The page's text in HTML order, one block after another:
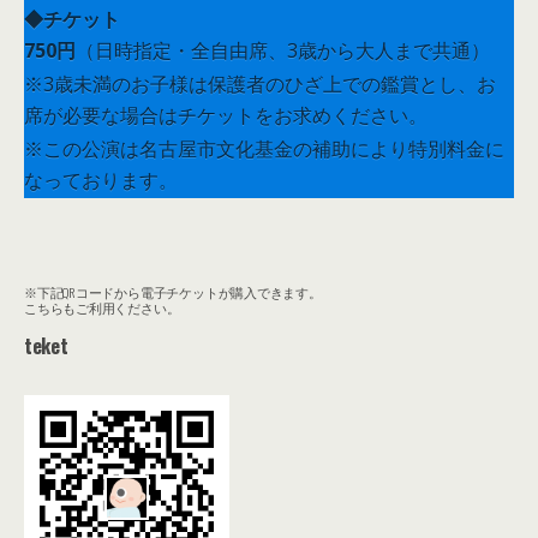
◆チケット
750円 （日時指定・ 全自由席、3歳から大人まで共通）
※3歳未満のお子様は保護者のひざ上での鑑賞とし、お
席が必要な場合はチケットをお求めください。
※この公演は名古屋市文化基金の補助により特別料金に
なっております。
※下記QRコードから電子チケットが購入できます。
こちらもご利用ください。
teket